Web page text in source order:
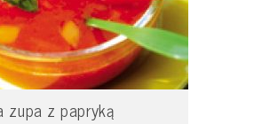
zupa z papryką